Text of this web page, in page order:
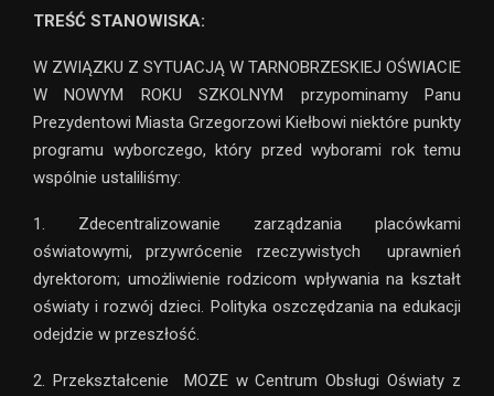
TREŚĆ STANOWISKA:
W ZWIĄZKU Z SYTUACJĄ W TARNOBRZESKIEJ OŚWIACIE
W NOWYM ROKU SZKOLNYM przypominamy Panu
Prezydentowi Miasta Grzegorzowi Kiełbowi niektóre punkty
programu wyborczego, który przed wyborami rok temu
wspólnie ustaliliśmy:
1. Zdecentralizowanie zarządzania placówkami
oświatowymi, przywrócenie rzeczywistych uprawnień
dyrektorom; umożliwienie rodzicom wpływania na kształt
oświaty i rozwój dzieci. Polityka oszczędzania na edukacji
odejdzie w przeszłość.
2. Przekształcenie MOZE w Centrum Obsługi Oświaty z